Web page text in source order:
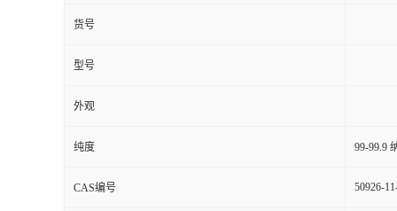
货号
型号
外观
纯度 99-99.9
CAS编号 50926-